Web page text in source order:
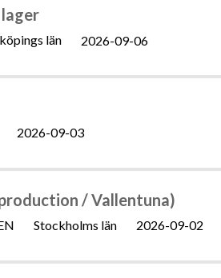
län 2026-09-06
2026-09-03
/ Vallentuna)
Stockholms län 2026-09-02